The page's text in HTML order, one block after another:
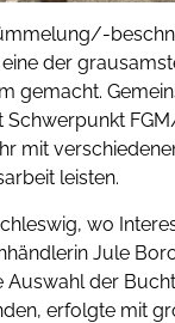
der
gemacht.
Schwerpunkt
mit
leisten.
wo
Jule
der
erfolgte mit